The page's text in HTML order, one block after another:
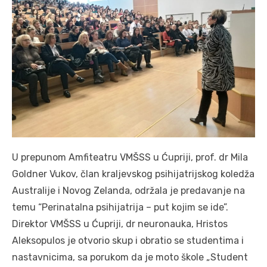
U prepunom Amfiteatru VMŠSS u Ćupriji, prof. dr Mila
Goldner Vukov, član kraljevskog psihijatrijskog koledža
Australije i Novog Zelanda, održala je predavanje na
temu “Perinatalna psihijatrija – put kojim se ide”.
Direktor VMŠSS u Ćupriji, dr neuronauka, Hristos
Aleksopulos je otvorio skup i obratio se studentima i
nastavnicima, sa porukom da je moto škole „Student